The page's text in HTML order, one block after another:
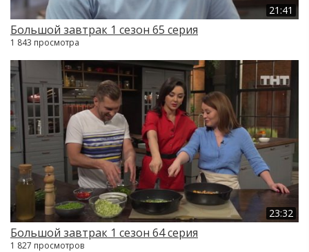
21:41
Большой завтрак 1 сезон 65 серия
1 843 просмотра
23:32
Большой завтрак 1 сезон 64 серия
1 827 просмотров